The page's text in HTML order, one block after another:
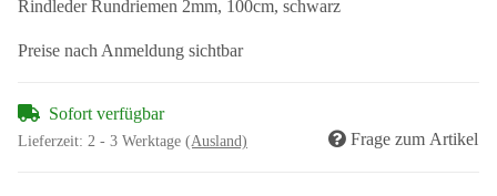
Rindleder Rundriemen 2mm, 100cm, schwarz
Preise nach Anmeldung sichtbar
Sofort verfügbar
Lieferzeit: 2 - 3 Werktage (Ausland) Frage zum Artikel